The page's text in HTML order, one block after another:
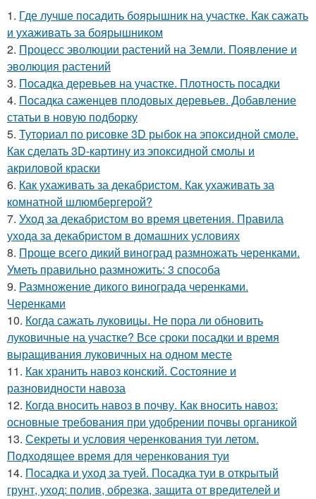
1. Где лучше посадить боярышник на участке. Как сажать
и ухаживать за боярышником
2. Процесс эволюции растений на Земли. Появление и
эволюция растений
3. Посадка деревьев на участке. Плотность посадки
4. Посадка саженцев плодовых деревьев. Добавление
статьи в новую подборку
5. Туториал по рисовке 3D рыбок на эпоксидной смоле.
Как сделать 3D-картину из эпоксидной смолы и
акриловой краски
6. Как ухаживать за декабристом. Как ухаживать за
комнатной шлюмбергерой?
7. Уход за декабристом во время цветения. Правила
ухода за декабристом в домашних условиях
8. Проще всего дикий виноград размножать черенками.
Уметь правильно размножить: 3 способа
9. Размножение дикого винограда черенками.
Черенками
10. Когда сажать луковицы. Не пора ли обновить
луковичные на участке? Все сроки посадки и время
выращивания луковичных на одном месте
11. Как хранить навоз конский. Состояние и
разновидности навоза
12. Когда вносить навоз в почву. Как вносить навоз:
основные требования при удобрении почвы органикой
13. Секреты и условия черенкования туи летом.
Подходящее время для черенкования туи
14. Посадка и уход за туей. Посадка туи в открытый
грунт, уход: полив, обрезка, защита от вредителей и